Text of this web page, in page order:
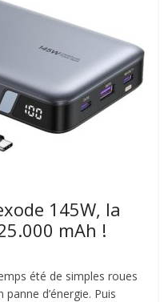
145W, la
mAh !
été de simples roues
d’énergie. Puis